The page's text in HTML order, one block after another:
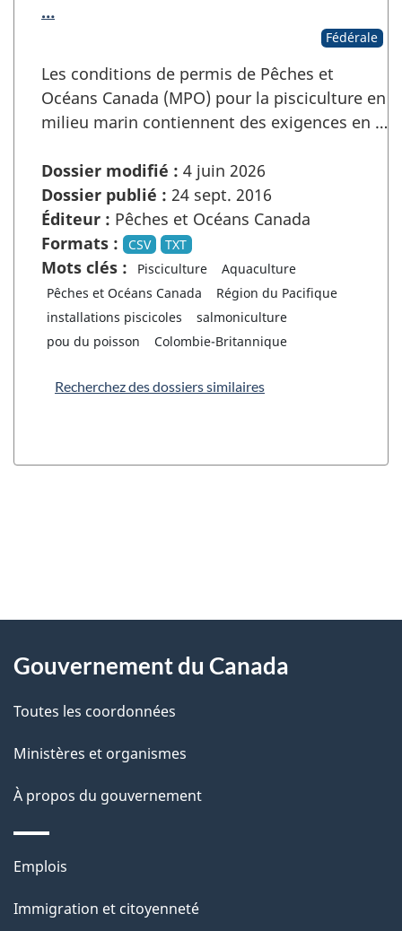
…
Fédérale
Les conditions de permis de Pêches et
Océans Canada (MPO) pour la pisciculture en
milieu marin contiennent des exigences en …
Dossier modifié : 4 juin 2026
Dossier publié : 24 sept. 2016
Éditeur : Pêches et Océans Canada
Formats :
CSV TXT
Mots clés : Pisciculture
Aquaculture
Pêches et Océans Canada
Région du Pacifique
installations piscicoles
salmoniculture
pou du poisson
Colombie-Britannique
Recherchez des dossiers similaires
D
t
a
l
s
l
a
propos
ce
site
Gouvernement du Canada
Toutes les coordonnées
Ministères et organismes
À propos du gouvernement
Thèmes
sujets
Emplois
Immigration et citoyenneté